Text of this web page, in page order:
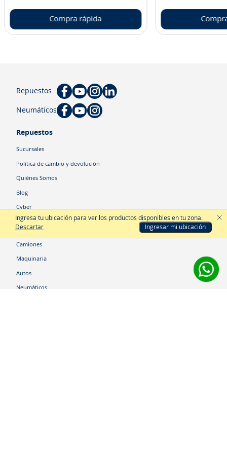
Ingresa tu ubicación para ver los productos disponibles en tu zona.
Descartar
Ingresar mi ubicación
Compra rápida
Repuestos
Neumáticos
Repuestos
Sucursales
Política de cambio y devolución
Quiénes Somos
Blog
Cyber
Categorías
Camiones
Maquinaria
Autos
Neumáticos